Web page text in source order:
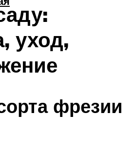
уход,
фрезии